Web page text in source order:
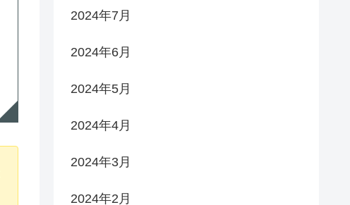
2024年7月
2024年6月
2024年5月
2024年4月
2024年3月
2024年2月